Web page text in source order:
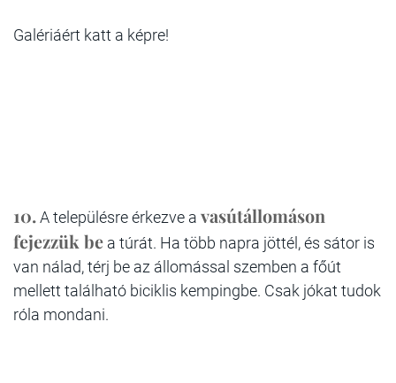
Galériáért katt a képre!
10.A településre érkezve a vasútállomáson
fejezzük be a túrát. Ha több napra jöttél, és sátor is
van nálad, térj be az állomással szemben a főút
mellett található biciklis kempingbe. Csak jókat tudok
róla mondani.